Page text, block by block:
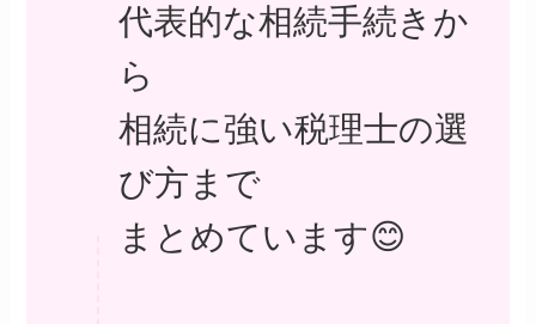
代表的な相続手続きか
ら
相続に強い税理士の選
び方まで
まとめています😊